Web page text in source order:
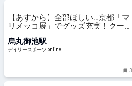
【あすから】全部ほしい…京都「マ
リメッコ展」でグッズ充実！クーピ
点が登場/デイリースポーツ online
烏丸御池駅
デイリースポーツ online
3